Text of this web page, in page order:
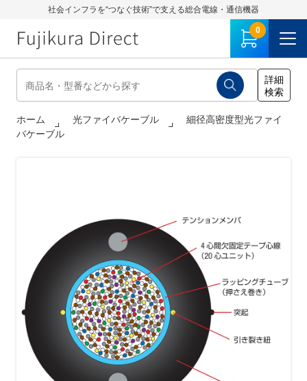
社会インフラを“つなぐ技術”で支える総合電線・通信機器
0
ホーム 光ファイバケーブル
細径高密度型光ファイ
バケーブル